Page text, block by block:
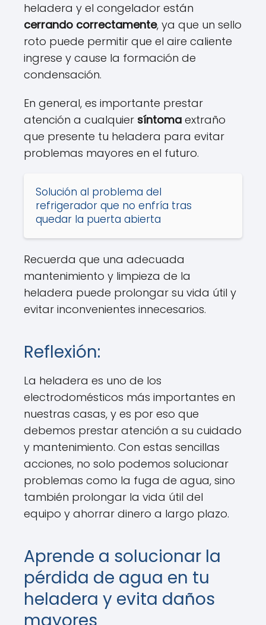
heladera y el congelador están
cerrando correctamente, ya que un sello
roto puede permitir que el aire caliente
ingrese y cause la formación de
condensación.
En general, es importante prestar
atención a cualquier síntoma extraño
que presente tu heladera para evitar
problemas mayores en el futuro.
Solución al problema del
refrigerador que no enfría tras
quedar la puerta abierta
Recuerda que una adecuada
mantenimiento y limpieza de la
heladera puede prolongar su vida útil y
evitar inconvenientes innecesarios.
Reflexión:
La heladera es uno de los
electrodomésticos más importantes en
nuestras casas, y es por eso que
debemos prestar atención a su cuidado
y mantenimiento. Con estas sencillas
acciones, no solo podemos solucionar
problemas como la fuga de agua, sino
también prolongar la vida útil del
equipo y ahorrar dinero a largo plazo.
Aprende a solucionar la
pérdida de agua en tu
heladera y evita daños